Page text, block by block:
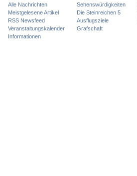
Alle Nachrichten
Meistgelesene Artikel
RSS Newsfeed
Veranstaltungskalender
Informationen
Sehenswürdigkeiten
Die Steinreichen 5
Ausflugsziele
Grafschaft